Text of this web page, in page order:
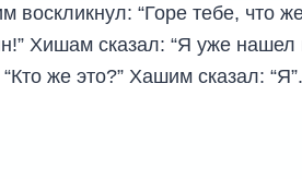
воскликнул: “Горе тебе, что
Хишам сказал: “Я уже нашел
же это?” Хашим сказал: “Я”.